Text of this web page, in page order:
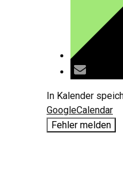
In Kalender
GoogleCalendar
Fehler melden